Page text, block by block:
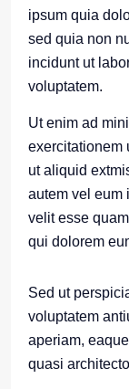
ipsum quia
sed quia non
incidunt ut
voluptatem.
Ut enim ad
exercitationem
ut aliquid
autem vel eum
velit esse
qui dolorem
Sed ut
voluptatem
aperiam,
quasi